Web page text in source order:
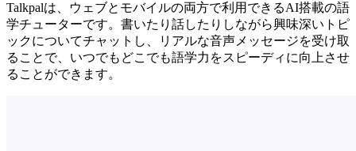
Talkpalは、ウェブとモバイルの両方で利用できるAI搭載の語
学チューターです。書いたり話したりしながら興味深いトピ
ックについてチャットし、リアルな音声メッセージを受け取
ることで、いつでもどこでも語学力をスピーディに向上させ
ることができます。